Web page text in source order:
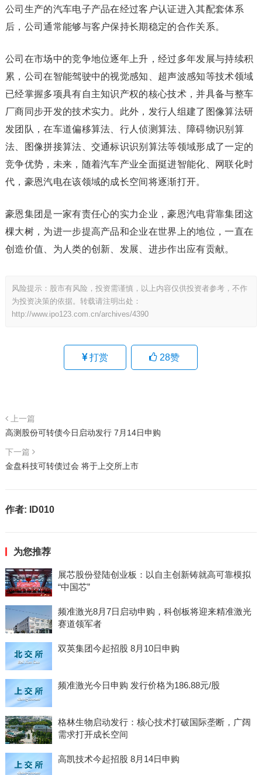
公司生产的汽车电子产品在经过客户认证进入其配套体系
后，公司通常能够与客户保持长期稳定的合作关系。
公司在市场中的竞争地位逐年上升，经过多年发展与持续积
累，公司在智能驾驶中的视觉感知、超声波感知等技术领域
已经掌握多项具有自主知识产权的核心技术，并具备与整车
厂商同步开发的技术实力。此外，发行人组建了图像算法研
发团队，在车道偏移算法、行人侦测算法、障碍物识别算
法、图像拼接算法、交通标识识别算法等领域形成了一定的
竞争优势，未来，随着汽车产业全面挺进智能化、网联化时
代，豪恩汽电在该领域的成长空间将逐渐打开。
豪恩集团是一家有责任心的实力企业，豪恩汽电背靠集团这
棵大树，为进一步提高产品和企业在世界上的地位，一直在
创造价值、为人类的创新、发展、进步作出应有贡献。
风险提示：股市有风险，投资需谨慎，以上内容仅供投资者参考，不作
为投资决策的依据。转载请注明出处：
http://www.ipo123.com.cn/archives/4390
打赏 28赞
上一篇
高测股份可转债今日启动发行 7月14日申购
下一篇
金盘科技可转债过会 将于上交所上市
作者: ID010
为您推荐
展芯股份登陆创业板：以自主创新铸就高可靠模拟
“中国芯”
频准激光8月7日启动申购，科创板将迎来精准激光
赛道领军者
双英集团今起招股 8月10日申购
频准激光今日申购 发行价格为186.88元/股
格林生物启动发行：核心技术打破国际垄断，广阔
需求打开成长空间
高凯技术今起招股 8月14日申购